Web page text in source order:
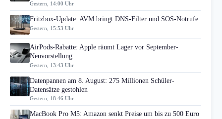
Gestern, 14:00 Uhr
Fritzbox-Update: AVM bringt DNS-Filter und SOS-Notrufe
Gestern, 15:53 Uhr
AirPods-Rabatte: Apple räumt Lager vor September-
Neuvorstellung
Gestern, 13:43 Uhr
Datenpannen am 8. August: 275 Millionen Schüler-
Datensätze gestohlen
Gestern, 18:46 Uhr
MacBook Pro M5: Amazon senkt Preise um bis zu 500 Euro